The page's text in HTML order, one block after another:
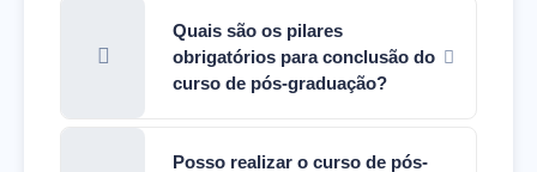
Quais são os pilares
obrigatórios para conclusão do
curso de pós-graduação?
Posso realizar o curso de pós-